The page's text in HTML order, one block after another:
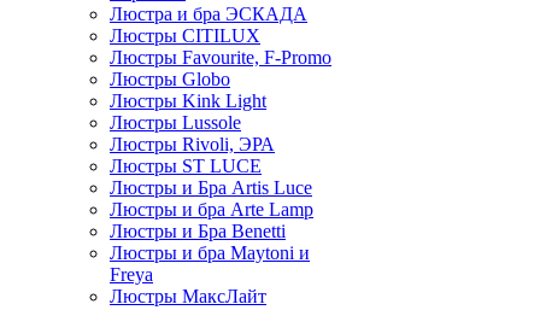
Люстра и бра ЭСКАДА
Люстры CITILUX
Люстры Favourite, F-Promo
Люстры Globo
Люстры Kink Light
Люстры Lussole
Люстры Rivoli, ЭРА
Люстры ST LUCE
Люстры и Бра Artis Luce
Люстры и бра Arte Lamp
Люстры и Бра Benetti
Люстры и бра Maytoni и
Freya
Люстры МаксЛайт